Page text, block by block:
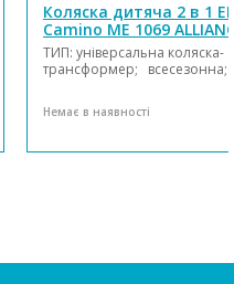
Коляска дитяча 2 в 1 EL
Camino ME 1069
Denim
ТИП: універсальна коляска-
трансформер; всесезонна;
МАТЕРІАЛ РАМИ: алюміній;
щільність 600 D;
Немає в наявності